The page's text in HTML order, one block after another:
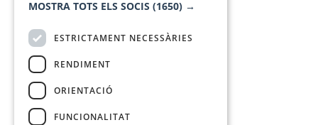
MOSTRA TOTS ELS SOCIS (1650) →
ESTRICTAMENT NECESSÀRIES
RENDIMENT
ORIENTACIÓ
FUNCIONALITAT